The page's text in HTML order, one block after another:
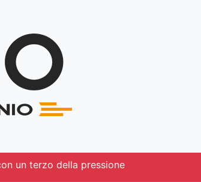
un terzo della pressione